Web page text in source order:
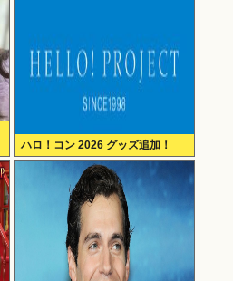
ハロ！コン 2026 グッズ追加！